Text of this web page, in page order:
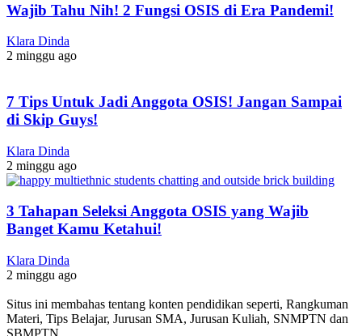
Wajib Tahu Nih! 2 Fungsi OSIS di Era Pandemi!
Klara Dinda
2 minggu ago
7 Tips Untuk Jadi Anggota OSIS! Jangan Sampai
di Skip Guys!
Klara Dinda
2 minggu ago
3 Tahapan Seleksi Anggota OSIS yang Wajib
Banget Kamu Ketahui!
Klara Dinda
2 minggu ago
Situs ini membahas tentang konten pendidikan seperti, Rangkuman
Materi, Tips Belajar, Jurusan SMA, Jurusan Kuliah, SNMPTN dan